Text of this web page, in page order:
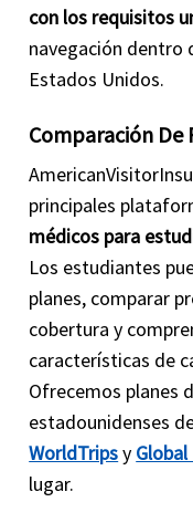
con los requisitos
navegación dentro
Estados Unidos.
Comparación De
principales
médicos para
Los estudiantes
planes, comparar
cobertura y
características de
Ofrecemos planes
estadounidenses
WorldTripsy
lugar.